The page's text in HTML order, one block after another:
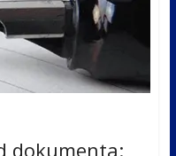
dokumenta: